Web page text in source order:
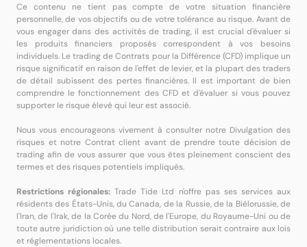
Ce contenu ne tient pas compte de votre situation financière
personnelle, de vos objectifs ou de votre tolérance au risque. Avant de
vous engager dans des activités de trading, il est crucial d'évaluer si
les produits financiers proposés correspondent à vos besoins
individuels. Le trading de Contrats pour la Différence (CFD) implique un
risque significatif en raison de l'effet de levier, et la plupart des traders
de détail subissent des pertes financières. Il est important de bien
comprendre le fonctionnement des CFD et d'évaluer si vous pouvez
supporter le risque élevé qui leur est associé.
Nous vous encourageons vivement à consulter notre Divulgation des
risques et notre Contrat client avant de prendre toute décision de
trading afin de vous assurer que vous êtes pleinement conscient des
termes et des risques potentiels impliqués.
Restrictions régionales: Trade Tide Ltd n'offre pas ses services aux
résidents des États-Unis, du Canada, de la Russie, de la Biélorussie, de
l'Iran, de l'Irak, de la Corée du Nord, de l'Europe, du Royaume-Uni ou de
toute autre juridiction où une telle distribution serait contraire aux lois
et réglementations locales.